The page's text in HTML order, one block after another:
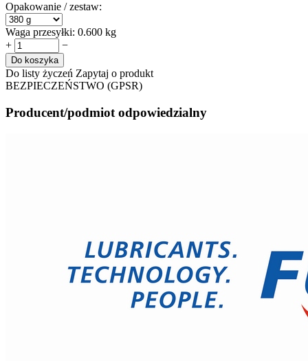
Opakowanie / zestaw:
Waga przesyłki: 0.600 kg
+
−
Do koszyka
Do listy życzeń Zapytaj o produkt
BEZPIECZEŃSTWO (GPSR)
Producent/podmiot odpowiedzialny